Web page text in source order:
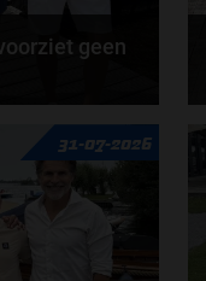
geen
1-team, de FIA en
één lijn en...31-07-2026